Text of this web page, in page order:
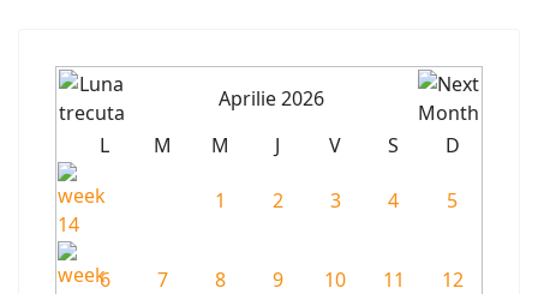
Aprilie 2026
L
M M J V S D
1 2 3 4 5
6 7 8 9 10 11 12